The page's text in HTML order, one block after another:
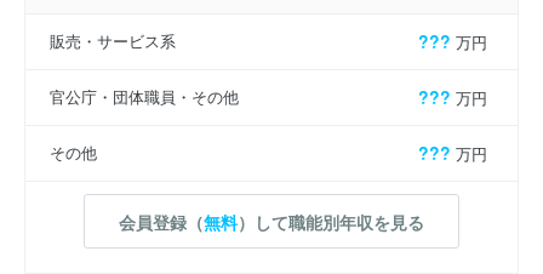
販売・サービス系 ??? 万円
官公庁・団体職員・その他 ??? 万円
その他 ??? 万円
会員登録（無料）して職能別年収を見る